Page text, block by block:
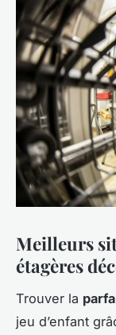
Meilleurs
étagères
Trouver la
jeu d’enfant